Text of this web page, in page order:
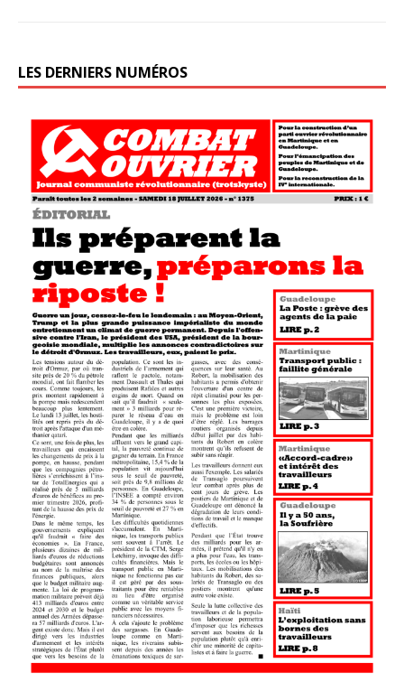
LES DERNIERS NUMÉROS